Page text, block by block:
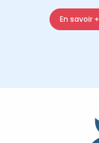
En savoir +